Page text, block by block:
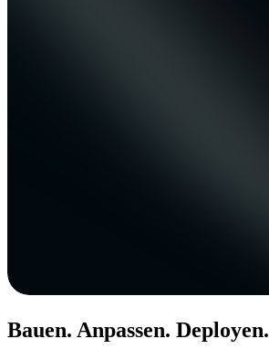
Bauen. Anpassen. Deployen.